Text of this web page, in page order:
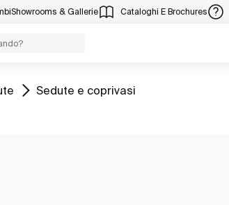
Showrooms & Gallerie Cataloghi E Brochures
Vai a
Sedute e coprivasi